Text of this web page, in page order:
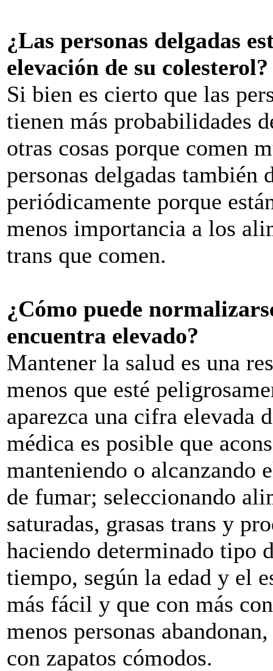
¿Las personas delgadas
elevación de su colesterol?
Si bien es cierto que las
tienen más probabilidades
otras cosas porque comen
personas delgadas también
periódicamente porque
menos importancia a los
trans que comen.
¿Cómo puede
encuentra elevado?
Mantener la salud es una
menos que esté
aparezca una cifra elevada
médica es posible que
manteniendo o alcanzando
de fumar; seleccionando
saturadas, grasas trans y
haciendo determinado tipo
tiempo, según la edad y el
más fácil y que con más
menos personas
con zapatos cómodos.